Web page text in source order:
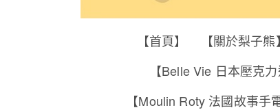
【首頁】 【關於梨子熊】
【Belle Vie 日本壓克力
【Moulin Roty 法國故事手